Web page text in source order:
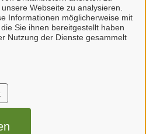
Webseite zu analysieren.
Informationen möglicherweise mit
Sie ihnen bereitgestellt haben
Nutzung der Dienste gesammelt
Bentheim)